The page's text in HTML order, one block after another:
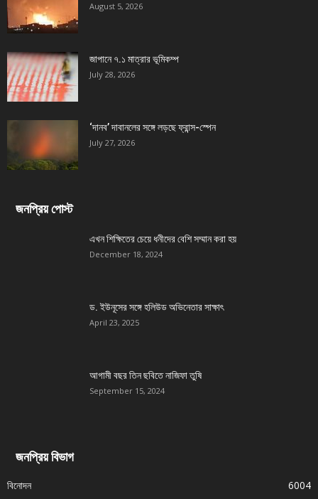
August 5, 2026
জাপানে ৭.১ মাত্রার ভূমিকম্প
July 28, 2026
‘দানব’ দাবানলের সঙ্গে লড়ছে ফ্রান্স-স্পেন
July 27, 2026
জনপ্রিয় পোস্ট
এখন শিক্ষিতের চেয়ে ধনীদের বেশি সম্মান করা হয়
December 18, 2024
ড. ইউনূসের সঙ্গে হলিউড অভিনেতার সাক্ষাৎ
April 23, 2025
আগামী বছর তিন ছবিতে নাজিফা তুষি
September 15, 2024
জনপ্রিয় বিভাগ
বিনোদন
6004